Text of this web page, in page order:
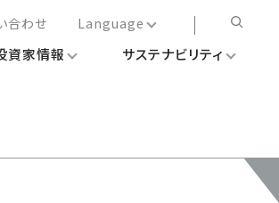
合わせ
Language
日本語
資家情報 サステナビリティ